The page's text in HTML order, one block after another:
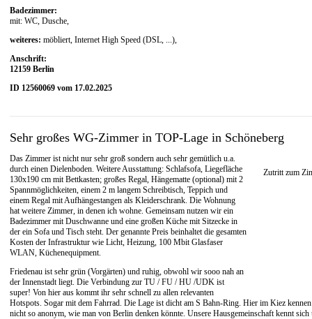
Badezimmer:
mit: WC, Dusche,
weiteres: möbliert, Internet High Speed (DSL, ...),
Anschrift:
12159 Berlin
ID 12560069 vom 17.02.2025
Sehr großes WG-Zimmer in TOP-Lage in Schöneberg
Zutritt zum
Das Zimmer ist nicht nur sehr groß sondern auch sehr gemütlich u.a.
durch einen Dielenboden. Weitere Ausstattung: Schlafsofa, Liegefläche
130x190 cm mit Bettkasten; großes Regal, Hängematte (optional) mit 2
Spannmöglichkeiten, einem 2 m langem Schreibtisch, Teppich und
einem Regal mit Aufhängestangen als Kleiderschrank. Die Wohnung
hat weitere Zimmer, in denen ich wohne. Gemeinsam nutzen wir ein
Badezimmer mit Duschwanne und eine großen Küche mit Sitzecke in
der ein Sofa und Tisch steht. Der genannte Preis beinhaltet die gesamten
Kosten der Infrastruktur wie Licht, Heizung, 100 Mbit Glasfaser
WLAN, Küchenequipment.
Friedenau ist sehr grün (Vorgärten) und ruhig, obwohl wir sooo nah an
der Innenstadt liegt. Die Verbindung zur TU / FU / HU /UDK ist
super! Von hier aus kommt ihr sehr schnell zu allen relevanten
Hotspots. Sogar mit dem Fahrrad. Die Lage ist dicht am S Bahn-Ring. Hier im Kiez
nicht so anonym, wie man von Berlin denken könnte. Unsere Hausgemeinschaft kennt